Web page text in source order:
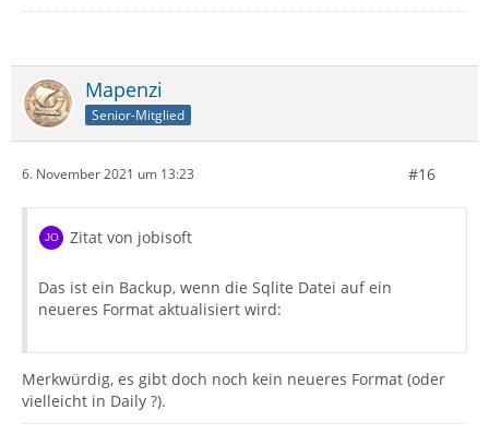
Mapenzi
Senior-Mitglied
6. November 2021 um 13:23 #16
Zitat von jobisoft
Das ist ein Backup, wenn die Sqlite Datei auf ein
neueres Format aktualisiert wird:
Merkwürdig, es gibt doch noch kein neueres Format (oder
vielleicht in Daily ?).